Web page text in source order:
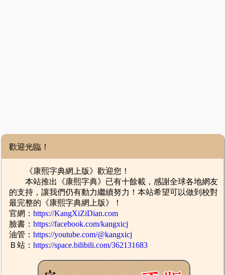
歡迎光臨！
《康熙字典網上版》歡迎您！
本站推出《康熙字典》已有十餘載，感謝全球各地網友
的支持，讓我們仍有動力繼續努力！本站希望可以做到校對
最完整的《康熙字典網上版》！
官網：https://KangXiZiDian.com
臉書：https://facebook.com/kangxicj
油管：https://youtube.com/@kangxicj
Ｂ站：https://space.bilibili.com/362131683